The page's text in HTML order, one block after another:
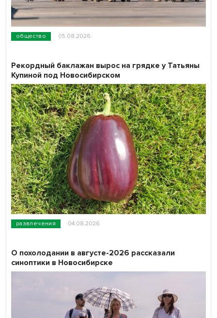
общество 05.08.2026
развлечения 04.08.2026
Рекордный баклажан вырос на грядке у Татьяны
Купиной под Новосибирском
О похолодании в августе-2026 рассказали
синоптики в Новосибирске